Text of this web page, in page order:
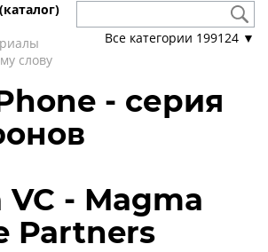
слову
Все категории 199124 ▼
- серия
- Magma
Partners